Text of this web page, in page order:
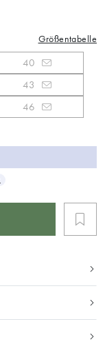
Größentabelle
40
43
46